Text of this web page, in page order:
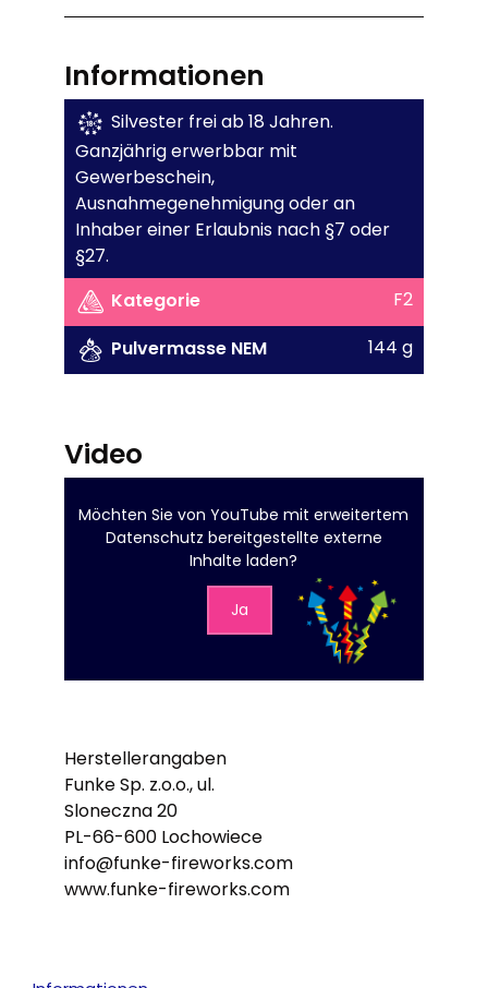
Informationen
Silvester frei ab 18 Jahren.
Ganzjährig erwerbbar mit
Gewerbeschein,
Ausnahmegenehmigung oder an
Inhaber einer Erlaubnis nach §7 oder
§27.
Kategorie
F2
Pulvermasse NEM
144 g
Video
Möchten Sie vonYouTube mit erweitertem
Datenschutz bereitgestellte externe
Inhalte laden?
Ja
Herstellerangaben
Funke Sp. z.o.o., ul.
Sloneczna 20
PL-66-600 Lochowiece
info@funke-fireworks.com
www.funke-fireworks.com